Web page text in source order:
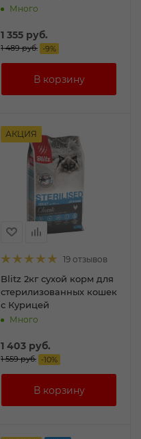
Много
1 355 руб.
1 489руб. -9%
АКЦИЯ
19 отзывов
Blitz 2кг сухой корм для
стерилизованных кошек
с Курицей
Много
1 403 руб.
1 559руб. -10%